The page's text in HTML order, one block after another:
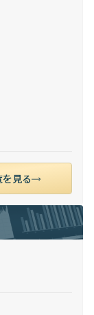
見る